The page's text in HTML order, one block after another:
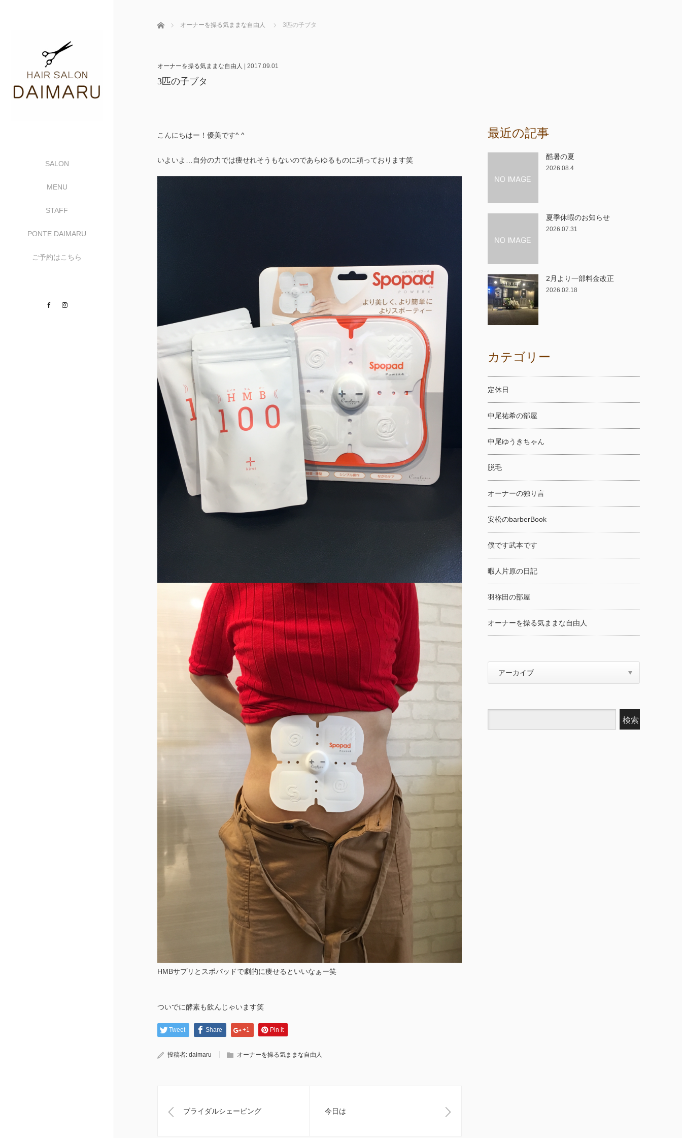
SALON
MENU
STAFF
PONTE DAIMARU
ご予約はこちら
Facebook
ホーム オーナーを操る気ままな自由人 3匹の子ブタ
オーナーを操る気ままな自由人 2017.09.01
3匹の子ブタ
こんにちはー！優美です^ ^
いよいよ…自分の力では痩せれそうもないのであらゆるものに頼っております笑
HMBサプリとスポパッドで劇的に痩せるといいなぁー笑
ついでに酵素も飲んじゃいます笑
Tweet Share +1 Pin it
投稿者: daimaru オーナーを操る気ままな自由人
ブライダルシェービング 今日は
最近の記事
酷暑の夏
2026.08.4
夏季休暇のお知らせ
2026.07.31
2月より一部料金改正
2026.02.18
カテゴリー
定休日
中尾祐希の部屋
中尾ゆうきちゃん
脱毛
オーナーの独り言
安松のbarberBook
僕です武本です
暇人片原の日記
羽祢田の部屋
オーナーを操る気ままな自由人